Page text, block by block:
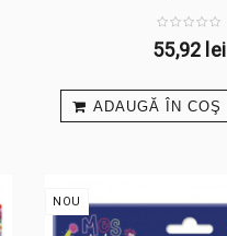
55,92 lei
ADAUGĂ ÎN COŞ
NOU